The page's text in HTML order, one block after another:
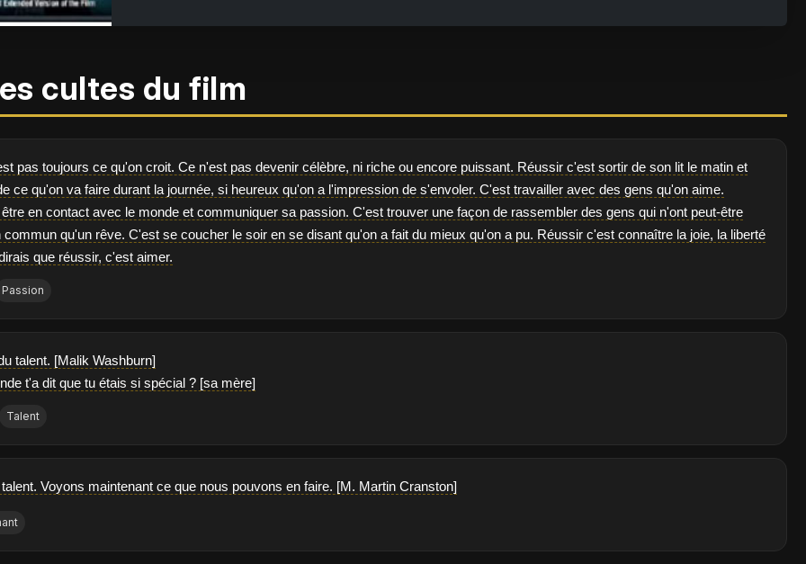
cultes du film
pas toujours ce qu'on croit. Ce n'est pas devenir célèbre, ni riche ou encore puissant. Réussir c'est sortir de son lit le matin et
ce qu'on va faire durant la journée, si heureux qu'on a l'impression de s'envoler. C'est travailler avec des gens qu'on aime.
en contact avec le monde et communiquer sa passion. C'est trouver une façon de rassembler des gens qui n'ont peut-être
commun qu'un rêve. C'est se coucher le soir en se disant qu'on a fait du mieux qu'on a pu. Réussir c'est connaître la joie, la liberté
que réussir, c'est aimer.
Passion
talent. [Malik Washburn]
t'a dit que tu étais si spécial ? [sa mère]
Talent
Voyons maintenant ce que nous pouvons en faire. [M. Martin Cranston]